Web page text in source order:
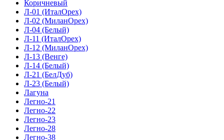
Коричневый
Л-01 (ИталОрех)
Л-02 (МиланОрех)
Л-04 (Белый)
Л-11 (ИталОрех)
Л-12 (МиланОрех)
Л-13 (Венге)
Л-14 (Белый)
Л-21 (БелДуб)
Л-23 (Белый)
Лагуна
Легно-21
Легно-22
Легно-23
Легно-28
Легно-38